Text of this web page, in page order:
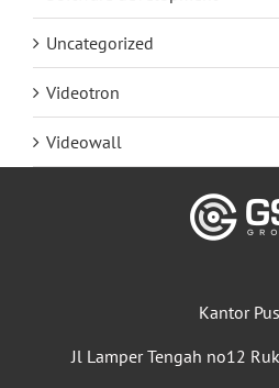
Uncategorized
Videotron
Videowall
Kantor
Jl Lamper Tengah no12